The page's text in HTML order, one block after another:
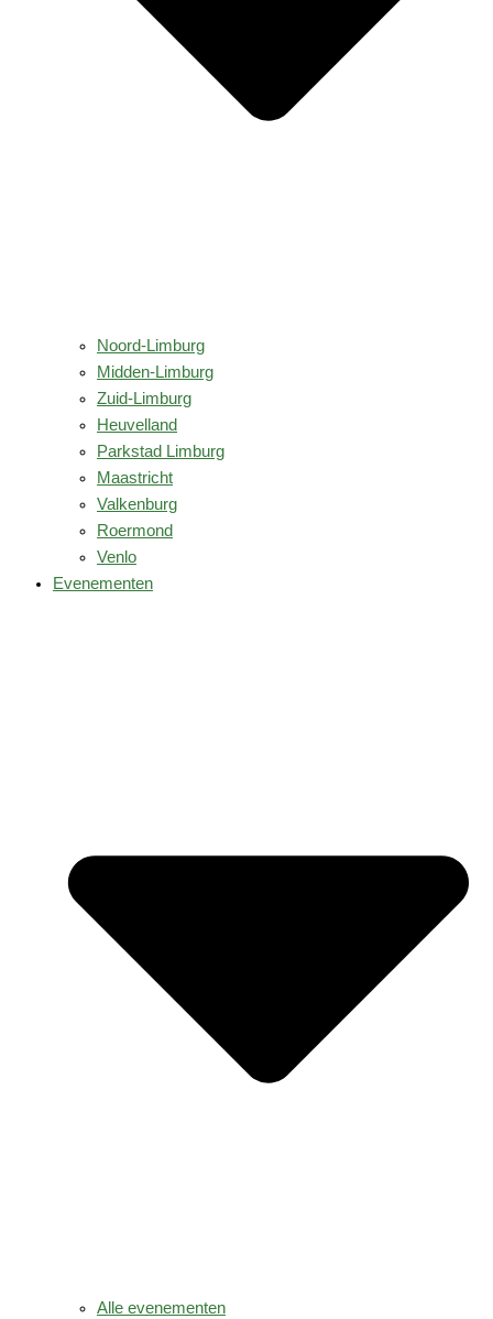
Noord-Limburg
Midden-Limburg
Zuid-Limburg
Heuvelland
Parkstad Limburg
Maastricht
Valkenburg
Roermond
Venlo
Evenementen
Alle evenementen